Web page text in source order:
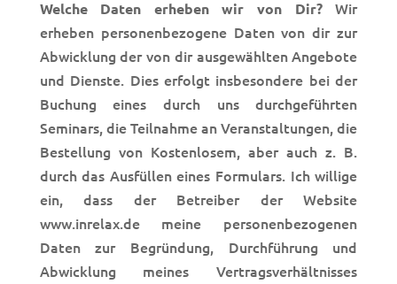
Welche Daten erheben wir von Dir?Wir
erheben personenbezogene Daten von dir zur
Abwicklung der von dir ausgewählten Angebote
und Dienste. Dies erfolgt insbesondere bei der
Buchung eines durch uns durchgeführten
Seminars, die Teilnahme an Veranstaltungen, die
Bestellung von Kostenlosem, aber auch z. B.
durch das Ausfüllen eines Formulars. Ich willige
ein, dass der Betreiber der Website
www.inrelax.de meine personenbezogenen
Daten zur Begründung, Durchführung und
Abwicklung meines Vertragsverhältnisses